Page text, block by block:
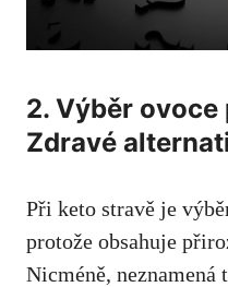
2. Výběr
Zdravé
Při keto stravě je
protože obsahuje⁢
Nicméně,